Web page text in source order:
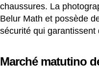
chaussures. La
Belur Math et possède
sécurité qui garantissent
Marché matutino